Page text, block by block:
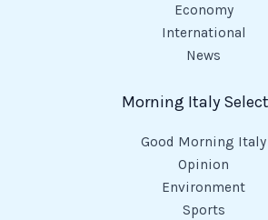
Economy
International
News
Morning Italy
Good Morning Italy
Opinion
Environment
Sports